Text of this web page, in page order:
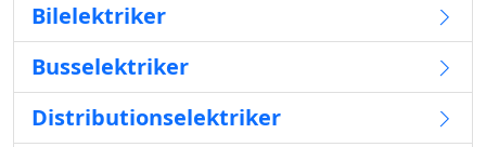
Bilelektriker
Busselektriker
Distributionselektriker